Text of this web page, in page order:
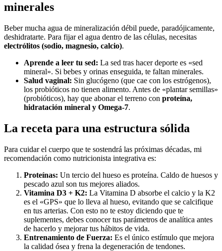
minerales
Beber mucha agua de mineralización débil puede, paradójicamente,
deshidratarte. Para fijar el agua dentro de las células, necesitas
electrólitos (sodio, magnesio, calcio).
Aprende a leer tu sed: La sed tras hacer deporte es «sed
mineral». Si bebes y orinas enseguida, te faltan minerales.
Salud vaginal: Sin glucógeno (que cae con los estrógenos),
los probióticos no tienen alimento. Antes de «plantar semillas»
(probióticos), hay que abonar el terreno con proteína,
hidratación mineral y Omega-7.
La receta para una estructura sólida
Para cuidar el cuerpo que te sostendrá las próximas décadas, mi
recomendación como nutricionista integrativa es:
Proteínas: Un tercio del hueso es proteína. Caldo de huesos y
pescado azul son tus mejores aliados.
Vitamina D3 + K2: La Vitamina D absorbe el calcio y la K2
es el «GPS» que lo lleva al hueso, evitando que se calcifique
en tus arterias. Con esto no te estoy diciendo que te
suplementes, debes conocer tus parámetros de analítica antes
de hacerlo y mejorar tus hábitos de vida.
Entrenamiento de Fuerza: Es el único estímulo que mejora
la calidad ósea y frena la degeneración de tendones.